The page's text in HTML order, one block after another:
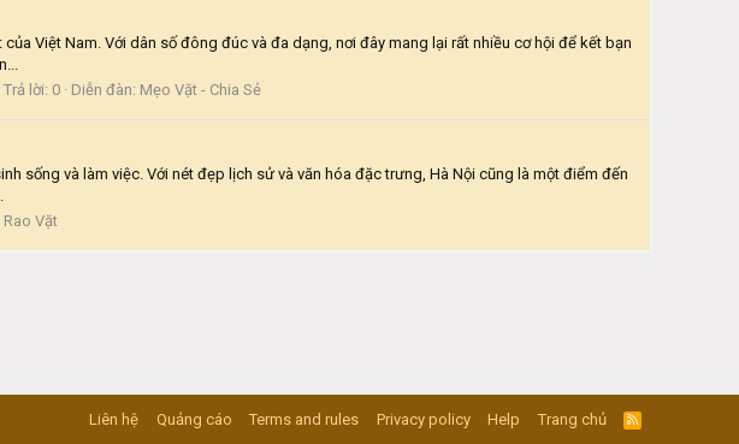
Việt Nam. Với dân số đông đúc và đa dạng, nơi đây mang lại rất nhiều cơ hội để kết bạn
Trả lời: 0 Diễn đàn: Mẹo Vặt - Chia Sẻ
sống và làm việc. Với nét đẹp lịch sử và văn hóa đặc trưng, Hà Nội cũng là một điểm đến
Rao Vặt
Liên hệ Quảng cáo Terms and rules Privacy policy Help Trang chủ
R
S